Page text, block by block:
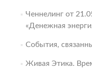
Ченнелинг от
«Денежная
События,
Живая Этика.